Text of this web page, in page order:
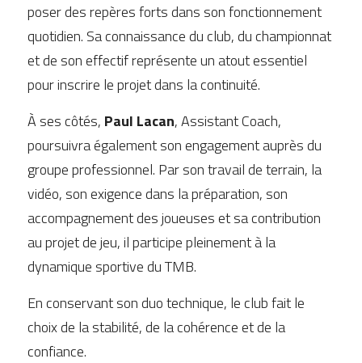
poser des repères forts dans son fonctionnement
quotidien. Sa connaissance du club, du championnat
et de son effectif représente un atout essentiel
pour inscrire le projet dans la continuité.
À ses côtés, Paul Lacan, Assistant Coach,
poursuivra également son engagement auprès du
groupe professionnel. Par son travail de terrain, la
vidéo, son exigence dans la préparation, son
accompagnement des joueuses et sa contribution
au projet de jeu, il participe pleinement à la
dynamique sportive du TMB.
En conservant son duo technique, le club fait le
choix de la stabilité, de la cohérence et de la
confiance.